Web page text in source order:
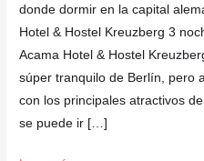
donde dormir en la capital
Hotel & Hostel Kreuzberg 3
Acama Hotel & Hostel
súper tranquilo de Berlín, pero
con los principales atractivos
se puede ir […]